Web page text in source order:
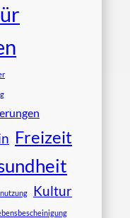
Freizeit
Kultur